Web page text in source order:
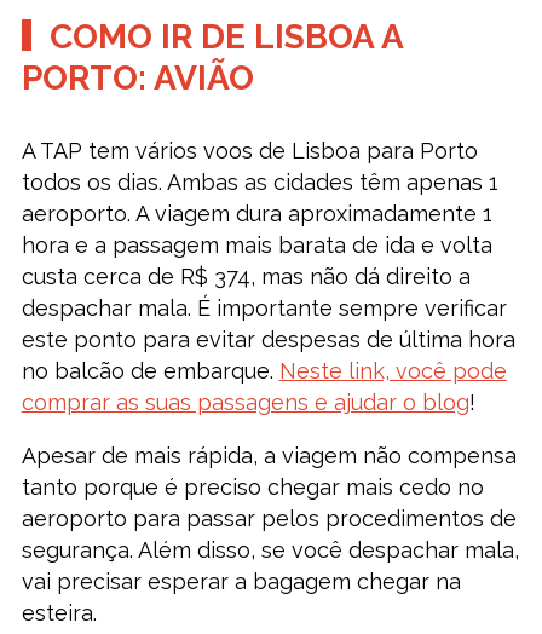
COMO IR DE LISBOA A
PORTO: AVIÃO
A TAP tem vários voos de Lisboa para Porto
todos os dias. Ambas as cidades têm apenas 1
aeroporto. A viagem dura aproximadamente 1
hora e a passagem mais barata de ida e volta
custa cerca de R$ 374, mas não dá direito a
despachar mala. É importante sempre verificar
este ponto para evitar despesas de última hora
no balcão de embarque. Neste link, você pode
comprar as suas passagens e ajudar o blog!
Apesar de mais rápida, a viagem não compensa
tanto porque é preciso chegar mais cedo no
aeroporto para passar pelos procedimentos de
segurança. Além disso, se você despachar mala,
vai precisar esperar a bagagem chegar na
esteira.